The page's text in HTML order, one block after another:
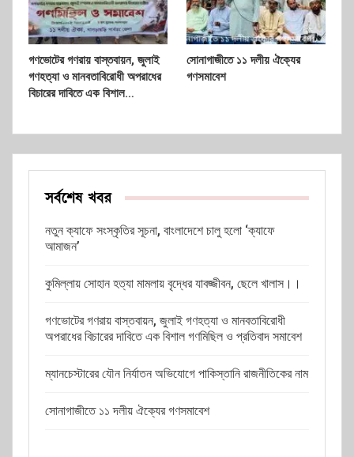
গণভোটের গণরায় বাস্তবায়ন, জুলাই
গণহত্যা ও মানবতাবিরোধী অপরাধের
বিচারের দাবিতে এক বিশাল…
সোনাগাজীতে ১১ দলীয় ঐক্যের
গণসমাবেশ
সর্বশেষ খবর
নতুন ক্যাফে সংস্কৃতির সূচনা, বাংলাদেশে চালু হলো ‘ক্যাফে
আমাজন’
কুমিল্লায় সোহান হত্যা মামলায় বৃদ্ধের যাবজ্জীবন, ছেলে খালাস।।
গণভোটের গণরায় বাস্তবায়ন, জুলাই গণহত্যা ও মানবতাবিরোধী
অপরাধের বিচারের দাবিতে এক বিশাল গণমিছিল ও প্রতিবাদ সমাবেশ
ম্যানচেস্টারের যৌন নির্যাতন অভিযোগে পাকিস্তানি রাজনীতিকের নাম
সোনাগাজীতে ১১ দলীয় ঐক্যের গণসমাবেশ